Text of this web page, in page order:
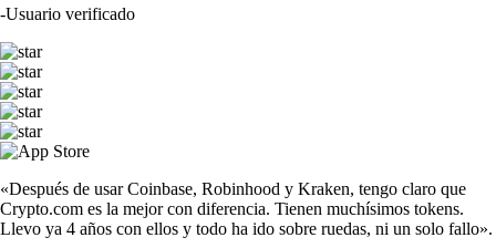
-Usuario verificado
«Después de usar Coinbase, Robinhood y Kraken, tengo claro que
Crypto.com es la mejor con diferencia. Tienen muchísimos tokens.
Llevo ya 4 años con ellos y todo ha ido sobre ruedas, ni un solo fallo».